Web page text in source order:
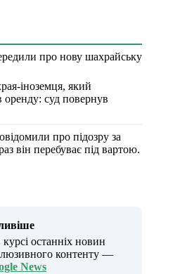
про нову шахрайську
іноземця, який
оренду: суд повернув
про підозру за
він перебуває під вартою.
останніх новин
контенту —
News